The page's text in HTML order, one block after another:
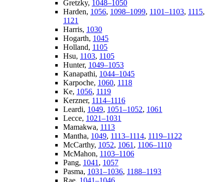
Gretzky, 1048–1050
Harden, 1056, 1098–1099, 1101–1103, 1115,
1121
Harris, 1030
Hogarth, 1045
Holland, 1105
Hsu, 1103, 1105
Hunter, 1049–1053
Kanapathi, 1044–1045
Karpoche, 1060, 1118
Ke, 1056, 1119
Kerzner, 1114–1116
Leardi, 1049, 1051–1052, 1061
Lecce, 1021–1031
Mamakwa, 1113
Mantha, 1049, 1113–1114, 1119–1122
McCarthy, 1052, 1061 , 1106–1110
McMahon, 1103–1106
Pang, 1041 , 1057
Pasma, 1031–1036, 1188–1193
Rae, 1041–1046